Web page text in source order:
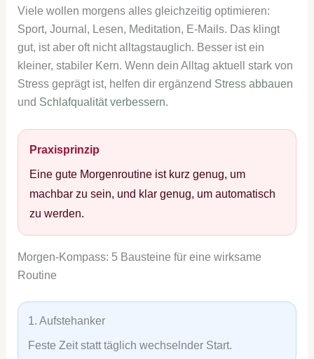
Viele wollen morgens alles gleichzeitig optimieren:
Sport, Journal, Lesen, Meditation, E-Mails. Das klingt
gut, ist aber oft nicht alltagstauglich. Besser ist ein
kleiner, stabiler Kern. Wenn dein Alltag aktuell stark von
Stress geprägt ist, helfen dir ergänzend Stress abbauen
und Schlafqualität verbessern.
Praxisprinzip
Eine gute Morgenroutine ist kurz genug, um
machbar zu sein, und klar genug, um automatisch
zu werden.
Morgen-Kompass: 5 Bausteine für eine wirksame
Routine
1. Aufstehanker
Feste Zeit statt täglich wechselnder Start.